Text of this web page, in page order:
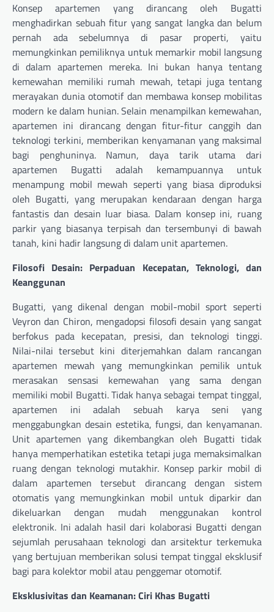
Konsep apartemen yang dirancang oleh Bugatti
menghadirkan sebuah fitur yang sangat langka dan belum
pernah ada sebelumnya di pasar properti, yaitu
memungkinkan pemiliknya untuk memarkir mobil langsung
di dalam apartemen mereka. Ini bukan hanya tentang
kemewahan memiliki rumah mewah, tetapi juga tentang
merayakan dunia otomotif dan membawa konsep mobilitas
modern ke dalam hunian. Selain menampilkan kemewahan,
apartemen ini dirancang dengan fitur-fitur canggih dan
teknologi terkini, memberikan kenyamanan yang maksimal
bagi penghuninya. Namun, daya tarik utama dari
apartemen Bugatti adalah kemampuannya untuk
menampung mobil mewah seperti yang biasa diproduksi
oleh Bugatti, yang merupakan kendaraan dengan harga
fantastis dan desain luar biasa. Dalam konsep ini, ruang
parkir yang biasanya terpisah dan tersembunyi di bawah
tanah, kini hadir langsung di dalam unit apartemen.
Filosofi Desain: Perpaduan Kecepatan, Teknologi, dan
Keanggunan
Bugatti, yang dikenal dengan mobil-mobil sport seperti
Veyron dan Chiron, mengadopsi filosofi desain yang sangat
berfokus pada kecepatan, presisi, dan teknologi tinggi.
Nilai-nilai tersebut kini diterjemahkan dalam rancangan
apartemen mewah yang memungkinkan pemilik untuk
merasakan sensasi kemewahan yang sama dengan
memiliki mobil Bugatti. Tidak hanya sebagai tempat tinggal,
apartemen ini adalah sebuah karya seni yang
menggabungkan desain estetika, fungsi, dan kenyamanan.
Unit apartemen yang dikembangkan oleh Bugatti tidak
hanya memperhatikan estetika tetapi juga memaksimalkan
ruang dengan teknologi mutakhir. Konsep parkir mobil di
dalam apartemen tersebut dirancang dengan sistem
otomatis yang memungkinkan mobil untuk diparkir dan
dikeluarkan dengan mudah menggunakan kontrol
elektronik. Ini adalah hasil dari kolaborasi Bugatti dengan
sejumlah perusahaan teknologi dan arsitektur terkemuka
yang bertujuan memberikan solusi tempat tinggal eksklusif
bagi para kolektor mobil atau penggemar otomotif.
Eksklusivitas dan Keamanan: Ciri Khas Bugatti